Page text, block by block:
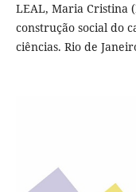
LEAL, Maria Cristina
construção social do
ciências. Rio de